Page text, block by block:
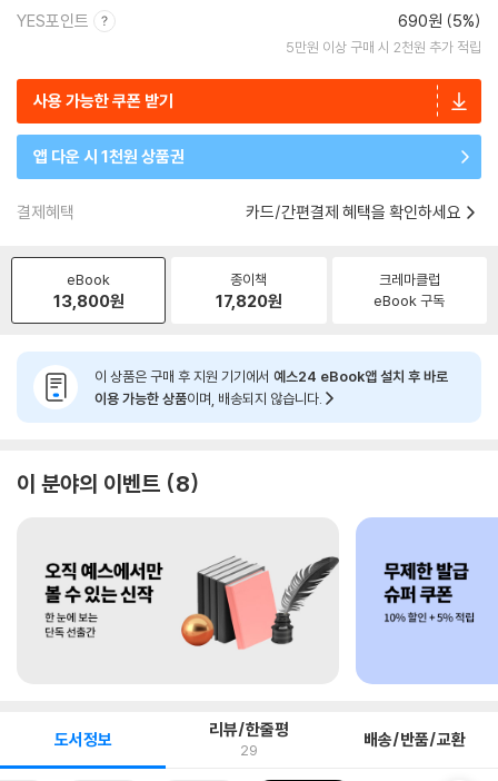
YES포인트 690원 (5%)
5만원 이상 구매 시 2천원 추가 적립
사용 가능한 쿠폰 받기
앱 다운 시 1천원 상품권
결제혜택 카드/간편결제 혜택을 확인하세요
eBook
13,800원
종이책
17,820원
크레마클럽
eBook 구독
이 상품은 구매 후 지원 기기에서 예스24 eBook앱 설치 후 바로
이용 가능한 상품이며, 배송되지 않습니다.
이 분야의 이벤트 8
도서정보 리뷰/한줄평
29 배송/반품/교환